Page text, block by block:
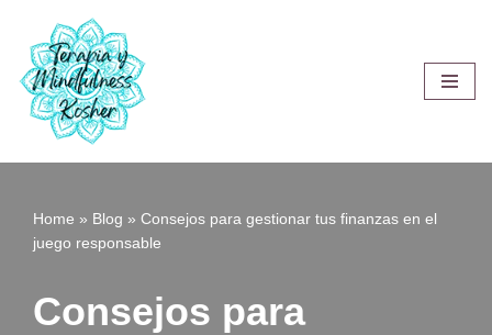
Saltar
al
contenido
Home » Blog » Consejos para gestionar tus finanzas en el
juego responsable
Consejos para